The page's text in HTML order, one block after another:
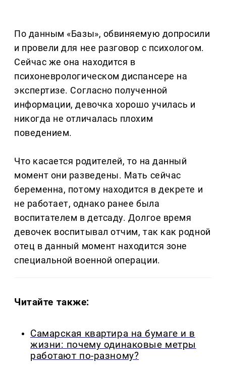
По данным «Базы», обвиняемую допросили
и провели для нее разговор с психологом.
Сейчас же она находится в
психоневрологическом диспансере на
экспертизе. Согласно полученной
информации, девочка хорошо училась и
никогда не отличалась плохим
поведением.
Что касается родителей, то на данный
момент они разведены. Мать сейчас
беременна, потому находится в декрете и
не работает, однако ранее была
воспитателем в детсаду. Долгое время
девочек воспитывал отчим, так как родной
отец в данный момент находится зоне
специальной военной операции.
Читайте также:
Самарская квартира на бумаге и в
жизни: почему одинаковые метры
работают по-разному?